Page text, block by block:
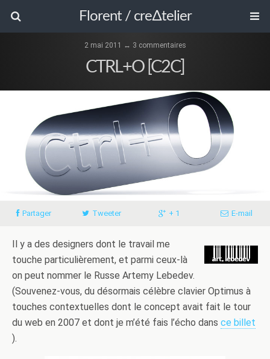
Florent / cre∆telier
2 mai 2011 ↔ 3 commentaires
CTRL+O [C2C]
Partager Tweeter + 1 E-mail
Il y a des designers dont le travail me
touche particulièrement, et parmi ceux-là
on peut nommer le Russe Artemy Lebedev.
(Souvenez-vous, du désormais célèbre clavier Optimus à
touches contextuelles dont le concept avait fait le tour
du web en 2007 et dont je m’été fais l’écho dans ce billet
).